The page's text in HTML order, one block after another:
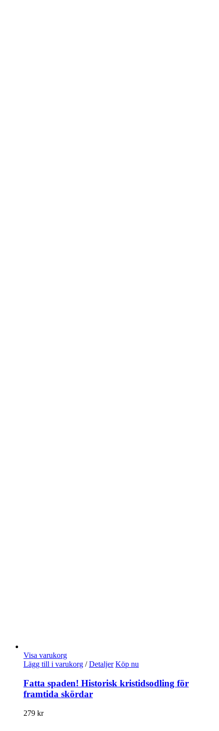
Visa varukorg
Lägg till i varukorg / Detaljer Köp nu
Fatta spaden! Historisk kristidsodling för
framtida skördar
279 kr